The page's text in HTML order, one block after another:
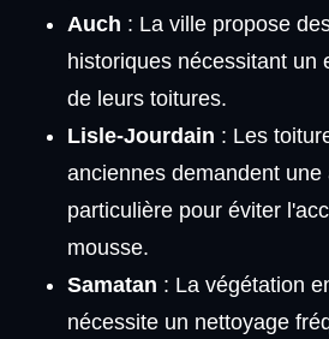
Auch : La ville propose
historiques nécessitant un
de leurs toitures.
Lisle-Jourdain : Les
anciennes demandent une
particulière pour éviter
mousse.
Samatan : La végétation
nécessite un nettoyage